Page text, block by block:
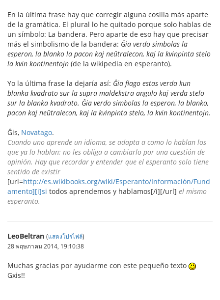
En la última frase hay que corregir alguna cosilla más aparte
de la gramática. El plural lo he quitado porque solo hablas de
un símbolo: La bandera. Pero aparte de eso hay que precisar
más el simbolismo de la bandera: Ĝia verdo simbolas la
esperon, la blanko la pacon kaj neŭtralecon, kaj la kvinpinta stelo
la kvin kontinentojn (de la wikipedia en esperanto).
Yo la última frase la dejaría así: Ĝia flago estas verda kun
blanka kvadrato sur la supra maldekstra angulo kaj verda stelo
sur la blanka kvadrato. Ĝia verdo simbolas la esperon, la blanko,
pacon kaj neŭtralecon, kaj la kvinpinta stelo, la kvin kontinentojn.
Ĝis, Novatago.
Cuando uno aprende un idioma, se adapta a como lo hablan los
que ya lo hablan; no les obliga a cambiarlo por una cuestión de
opinión. Hay que recordar y entender que el esperanto solo tiene
sentido de existir
[url=http://es.wikibooks.org/wiki/Esperanto/Información/Fund
amento][i]si todos aprendemos y hablamos[/i][/url] el mismo
esperanto.
LeoBeltran (แสดงโปรไฟล์)
28 พฤษภาคม 2014, 19:10:38
Muchas gracias por ayudarme con este pequeño texto
Gxis!!